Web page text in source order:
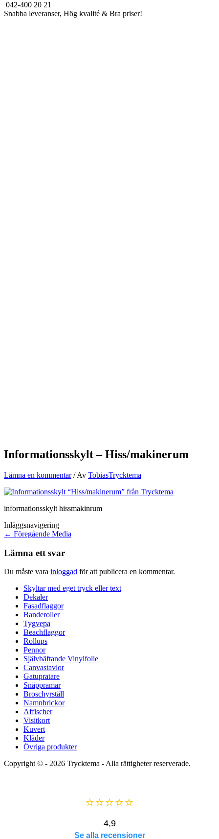
042-400 20 21
Snabba leveranser, Hög kvalité & Bra priser!
Informationsskylt – Hiss/makinerum
Lämna en kommentar / Av TobiasTrycktema
informationsskylt hissmakinrum
Inläggsnavigering
← Föregående Media
Lämna ett svar
Du måste vara inloggad för att publicera en kommentar.
Skyltar med eget tryck eller text
Dekaler
Fasadflaggor
Banderoller
Tygvepa
Beachflaggor
Rollups
Pennor
Självhäftande Vinylfolie
Canvastavlor
Gatupratare
Snäppramar
Broschyrställ
Namnbrickor
Affischer
Visitkort
Kuvert
Kläder
Övriga produkter
Copyright © - 2026 Trycktema - Alla rättigheter reserverade.
⭐⭐⭐⭐⭐
4,9
Se alla recensioner